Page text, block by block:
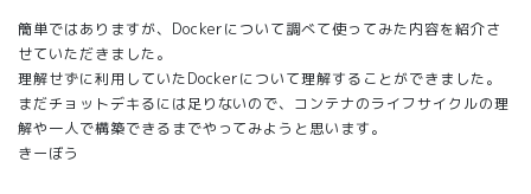
簡単ではありますが、Dockerについて調べて使ってみた内容を紹介さ
せていただきました。
理解せずに利用していたDockerについて理解することができました。
まだチョットデキるには足りないので、コンテナのライフサイクルの理
解や一人で構築できるまでやってみようと思います。
きーぼう